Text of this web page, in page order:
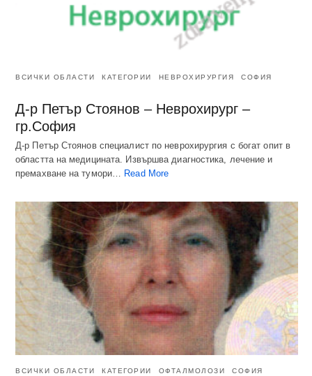
ВСИЧКИ ОБЛАСТИ КАТЕГОРИИ НЕВРОХИРУРГИЯ СОФИЯ
Д-р Петър Стоянов – Неврохирург –
гр.София
Д-р Петър Стоянов специалист по неврохирургия с богат опит в
областта на медицината. Извършва диагностика, лечение и
премахване на тумори…
Read More
ВСИЧКИ ОБЛАСТИ КАТЕГОРИИ ОФТАЛМОЛОЗИ СОФИЯ